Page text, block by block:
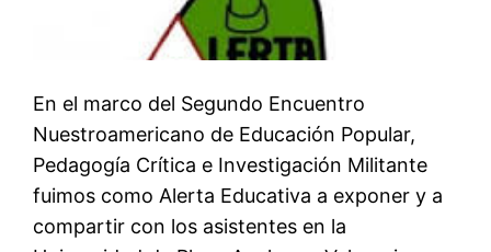
En el marco del Segundo Encuentro
Nuestroamericano de Educación Popular,
Pedagogía Crítica e Investigación Militante
fuimos como Alerta Educativa a exponer y a
compartir con los asistentes en la